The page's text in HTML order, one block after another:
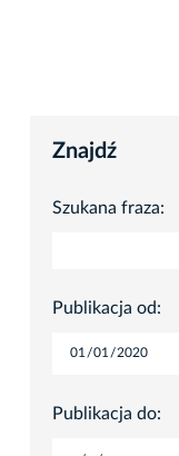
Znajdź
Szukana fraza:
Publikacja od:
Publikacja do: